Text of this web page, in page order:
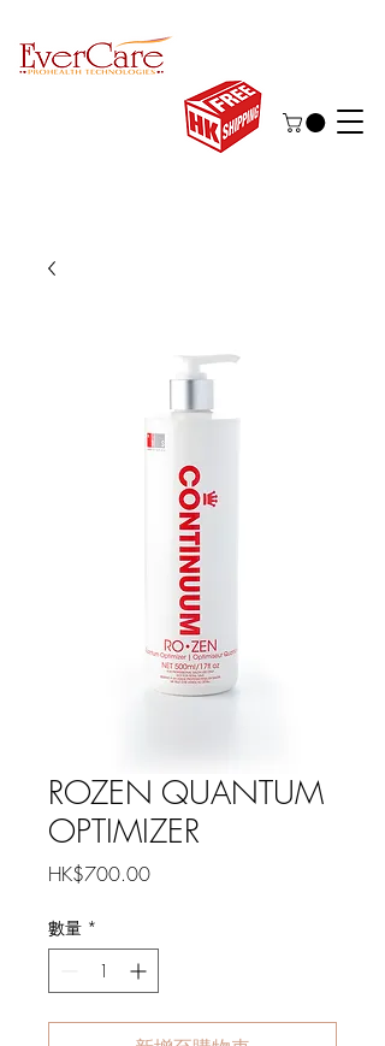
ROZEN QUANTUM
OPTIMIZER
HK$700.00價
數量 *